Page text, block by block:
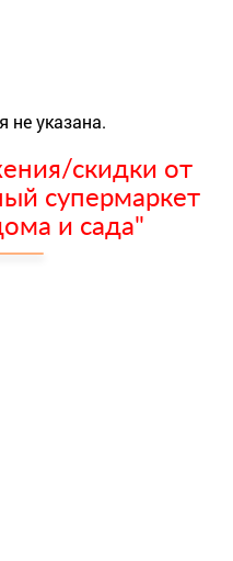
не указана.
скидки от
супермаркет
и сада"